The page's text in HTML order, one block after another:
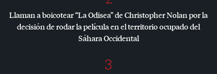
Llaman a boicotear “La Odisea” de Christopher Nolan por la
decisión de rodar la película en el territorio ocupado del
Sáhara Occidental
3